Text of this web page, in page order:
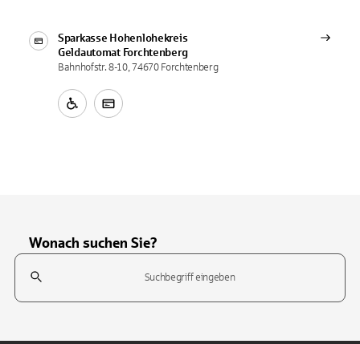
Sparkasse Hohenlohekreis
Geldautomat Forchtenberg
Bahnhofstr. 8-10, 74670 Forchtenberg
Wonach suchen Sie?
Suchfeld